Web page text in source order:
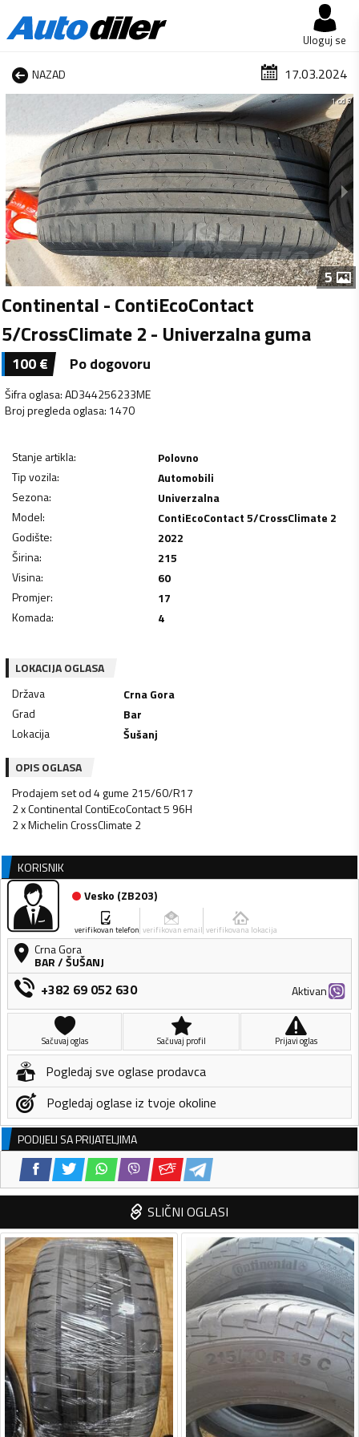
Uloguj se
NAZAD 17.03.2024
1 od 5
5
Continental - ContiEcoContact
5/CrossClimate 2 - Univerzalna guma
100€ Po dogovoru
Šifra oglasa:AD344256233ME
Broj pregleda oglasa: 1470
Stanje artikla:
Polovno
Tip vozila:
Automobili
Sezona:
Univerzalna
Model:
ContiEcoContact 5/CrossClimate 2
Godište:
2022
Širina:
215
Visina:
60
Promjer:
17
Komada: 4
LOKACIJA OGLASA
Država
Crna Gora
Grad
Bar
Lokacija
Šušanj
OPIS OGLASA
Prodajem set od 4 gume 215/60/R17
2 x Continental ContiEcoContact 5 96H
2 x Michelin CrossClimate 2
KORISNIK
Vesko (ZB203)
verifikovan telefon verifikovan email verifikovana lokacija
Crna Gora
BAR/ŠUŠANJ
+382 69 052 630 Aktivan
Sačuvaj oglas Sačuvaj profil Prijavi oglas
Pogledaj sve oglase prodavca
Pogledaj oglase iz tvoje okoline
PODIJELI SA PRIJATELJIMA
SLIČNI OGLASI